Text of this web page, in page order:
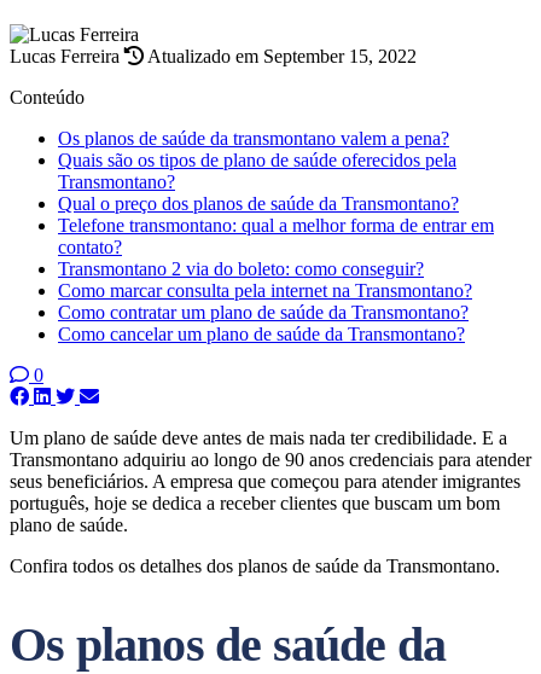
Lucas Ferreira
Atualizado em September 15, 2022
Conteúdo
Os planos de saúde da transmontano valem a pena?
Quais são os tipos de plano de saúde oferecidos pela
Transmontano?
Qual o preço dos planos de saúde da Transmontano?
Telefone transmontano: qual a melhor forma de entrar em
contato?
Transmontano 2 via do boleto: como conseguir?
Como marcar consulta pela internet na Transmontano?
Como contratar um plano de saúde da Transmontano?
Como cancelar um plano de saúde da Transmontano?
0
Um plano de saúde deve antes de mais nada ter credibilidade. E a
Transmontano adquiriu ao longo de 90 anos credenciais para atender
seus beneficiários. A empresa que começou para atender imigrantes
português, hoje se dedica a receber clientes que buscam um bom
plano de saúde.
Confira todos os detalhes dos planos de saúde da Transmontano.
Os planos de saúde da